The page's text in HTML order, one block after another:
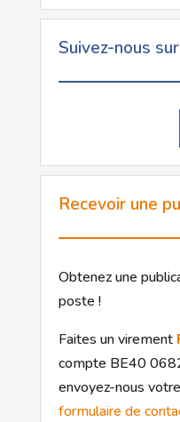
Suivez-nous
Recevoir une
Obtenez une
poste !
Faites un virement
compte BE40
envoyez-nous
formulaire de